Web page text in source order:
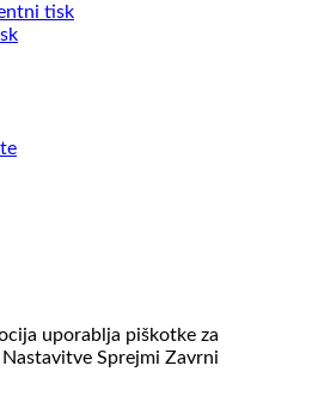
tisk
uporablja piškotke za
Nastavitve Sprejmi Zavrni